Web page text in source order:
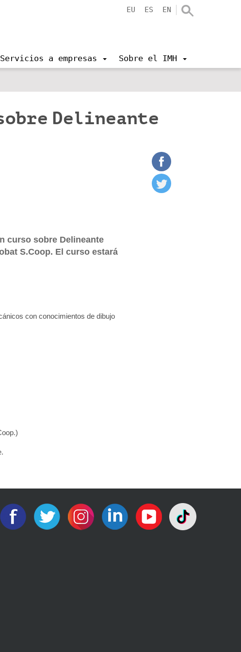
EU ES EN
Servicios a empresas Sobre el IMH
Delineante
curso sobre Delineante
S.Coop. El curso estará
con conocimientos de dibujo